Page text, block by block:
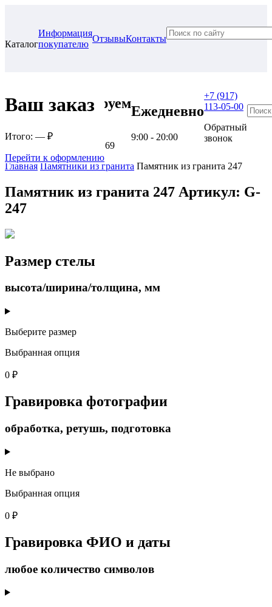
Каталог
Информация
покупателю
ОтзывыКонтакты
Ваш заказ
Итого: — ₽
Перейти к оформлению
Проконсультируем
г. Самара, ул. Гагарина, 69
Ежедневно
9:00 - 20:00
+7 (917)
113-05-00
Обратный
звонок
Главная Памятники из гранита Памятник из гранита 247
Памятник из гранита 247 Артикул: G-
247
Размер стелы
высота/ширина/толщина, мм
Выберите размер
Выбранная опция
0 ₽
Гравировка фотографии
обработка, ретушь, подготовка
Не выбрано
Выбранная опция
0 ₽
Гравировка ФИО и даты
любое количество символов